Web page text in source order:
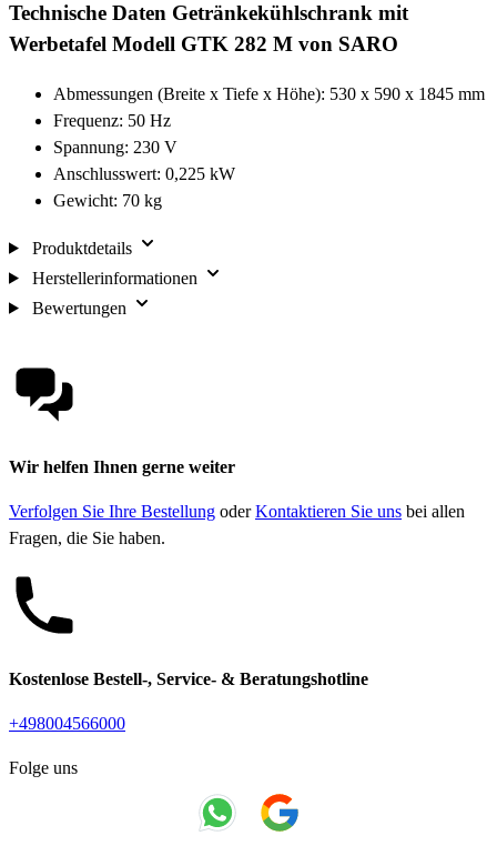
Technische Daten Getränkekühlschrank mit
Werbetafel Modell GTK 282 M von SARO
Abmessungen (Breite x Tiefe x Höhe): 530 x 590 x 1845 mm
Frequenz: 50 Hz
Spannung: 230 V
Anschlusswert: 0,225 kW
Gewicht: 70 kg
Produktdetails
Herstellerinformationen
Bewertungen
Wir helfen Ihnen gerne weiter
Verfolgen Sie Ihre Bestellung oderKontaktieren Sie uns bei allen
Fragen, die Sie haben.
Kostenlose Bestell-, Service- & Beratungshotline
+498004566000
Folge uns